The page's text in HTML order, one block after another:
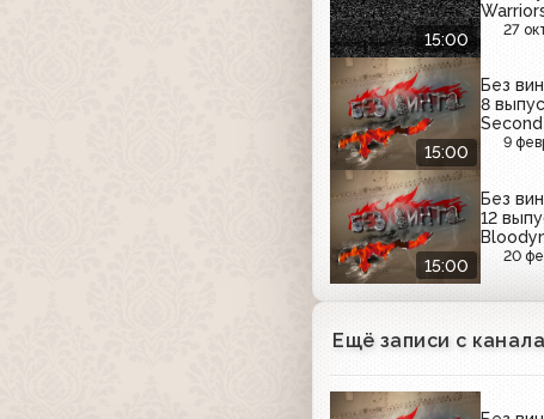
15:00
27
15:00
Без
8
Light
9
15:00
Без
12
Mount
20
Ещё записи с канала